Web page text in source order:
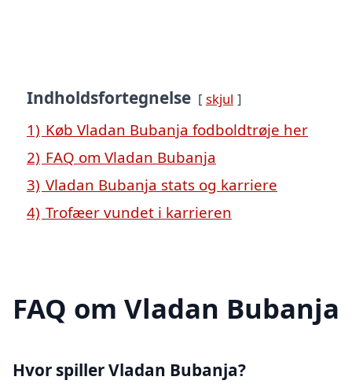
Indholdsfortegnelse skjul
1) Køb Vladan Bubanja fodboldtrøje her
2) FAQ om Vladan Bubanja
3) Vladan Bubanja stats og karriere
4) Trofæer vundet i karrieren
FAQ om Vladan Bubanja
Hvor spiller Vladan Bubanja?